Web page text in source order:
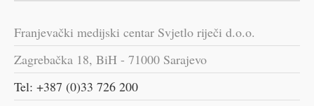
Franjevački medijski centar Svjetlo riječi d.o.o.
Zagrebačka 18, BiH - 71000 Sarajevo
Tel: +387 (0)33 726 200